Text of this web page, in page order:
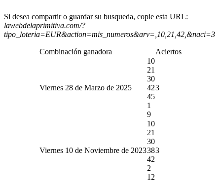
Si desea compartir o guardar su busqueda, copie esta URL:
lawebdelaprimitiva.com/?
tipo_loteria=EUR&action=mis_numeros&arv=,10,21,42,&naci=3
Combinación ganadora Aciertos
Viernes 28 de Marzo de 2025
10
21
30
42
45
1
9
3
Viernes 10 de Noviembre de 2023
10
21
30
38
42
2
12
3